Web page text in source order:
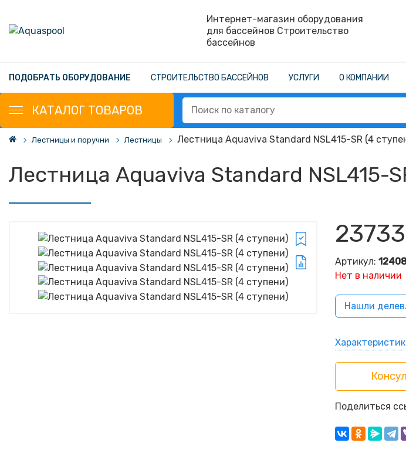
Интернет-магазин оборудования
для бассейнов Строительство
бассейнов
ПОДОБРАТЬ ОБОРУДОВАНИЕ СТРОИТЕЛЬСТВО БАССЕЙНОВ УСЛУГИ О КОМПАНИИ
КАТАЛОГ ТОВАРОВ
Лестницы и поручни Лестницы Лестница Aquaviva Standard NSL415-SR (4
Лестница Aquaviva Standard NSL415-
23733
Артикул:
Нет в наличии
Нашли
Поделиться